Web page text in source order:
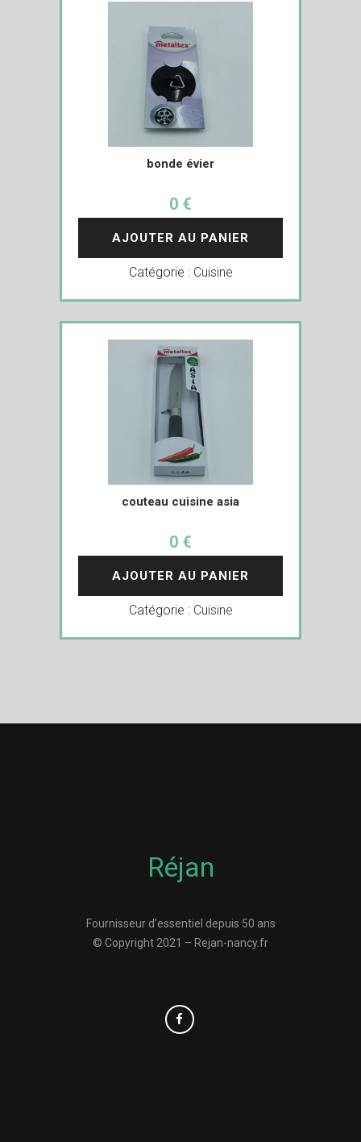
bonde évier
0 €
AJOUTER AU PANIER
Catégorie : Cuisine
couteau cuisine asia
0 €
AJOUTER AU PANIER
Catégorie : Cuisine
Réjan
Fournisseur d’essentiel depuis 50 ans
© Copyright 2021 – Rejan-nancy.fr